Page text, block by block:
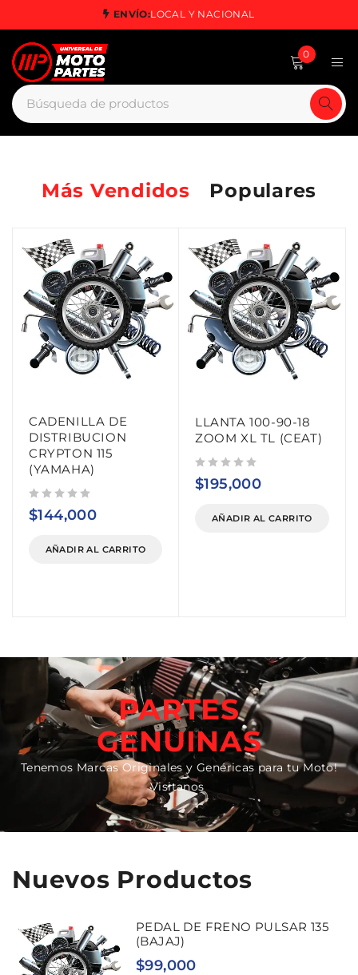
ENVÍO:LOCAL Y NACIONAL
0
Más Vendidos Populares
CADENILLA DE
DISTRIBUCION
CRYPTON 115
(YAMAHA)
$144,000
AÑADIR AL CARRITO
LLANTA 100-90-18
ZOOM XL TL (CEAT)
$195,000
AÑADIR AL CARRITO
PARTES
GENUINAS
Tenemos Marcas Originales y Genéricas para tu Moto!
Visitanos
Nuevos Productos
PEDAL DE FRENO PULSAR 135
(BAJAJ)
$99,000